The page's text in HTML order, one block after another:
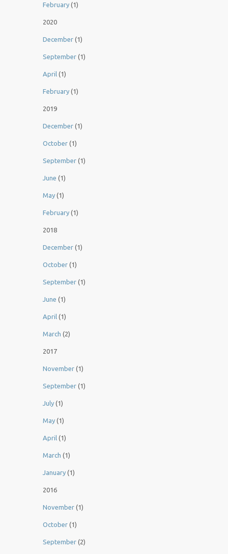
February (1)
2020
December (1)
September (1)
April (1)
February (1)
2019
December (1)
October (1)
September (1)
June (1)
May (1)
February (1)
2018
December (1)
October (1)
September (1)
June (1)
April (1)
March (2)
2017
November (1)
September (1)
July (1)
May (1)
April (1)
March (1)
January (1)
2016
November (1)
October (1)
September (2)